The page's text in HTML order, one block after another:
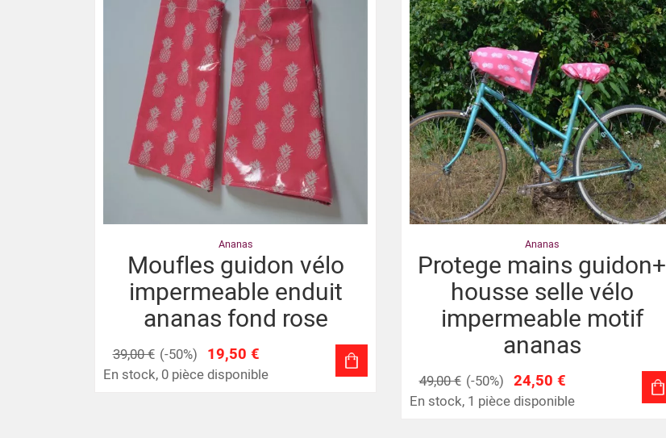
Ananas
Moufles guidon vélo
impermeable enduit
ananas fond rose
39,00 € (-50%) 19,50 €
En stock, 0 pièce disponible
Ananas
Protege mains guidon+
housse selle vélo
impermeable motif
ananas
49,00 € (-50%) 24,50 €
En stock, 1 pièce disponible